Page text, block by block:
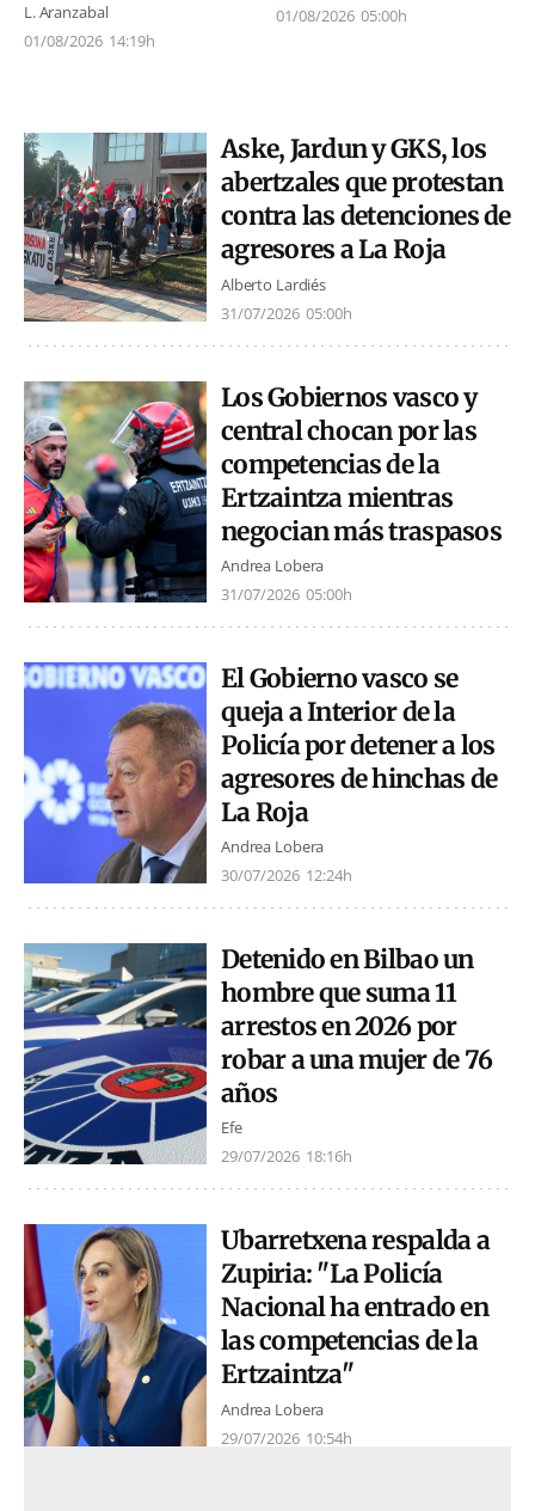
L. Aranzabal
01/08/2026 14:19h
01/08/2026 05:00h
Aske, Jardun y GKS, los
abertzales que protestan
contra las detenciones de
agresores a La Roja
Alberto Lardiés
31/07/2026 05:00h
Los Gobiernos vasco y
central chocan por las
competencias de la
Ertzaintza mientras
negocian más traspasos
Andrea Lobera
31/07/2026 05:00h
El Gobierno vasco se
queja a Interior de la
Policía por detener a los
agresores de hinchas de
La Roja
Andrea Lobera
30/07/2026 12:24h
Detenido en Bilbao un
hombre que suma 11
arrestos en 2026 por
robar a una mujer de 76
años
Efe
29/07/2026 18:16h
Ubarretxena respalda a
Zupiria: "La Policía
Nacional ha entrado en
las competencias de la
Ertzaintza"
Andrea Lobera
29/07/2026 10:54h